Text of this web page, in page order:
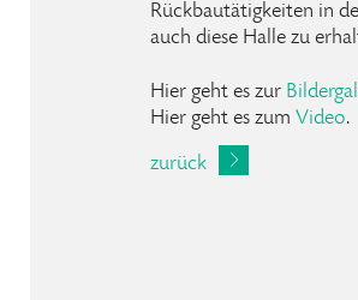
Rückbautätigkeiten in
auch diese Halle zu
Hier geht es zur
Hier geht es zum Video.
zurück